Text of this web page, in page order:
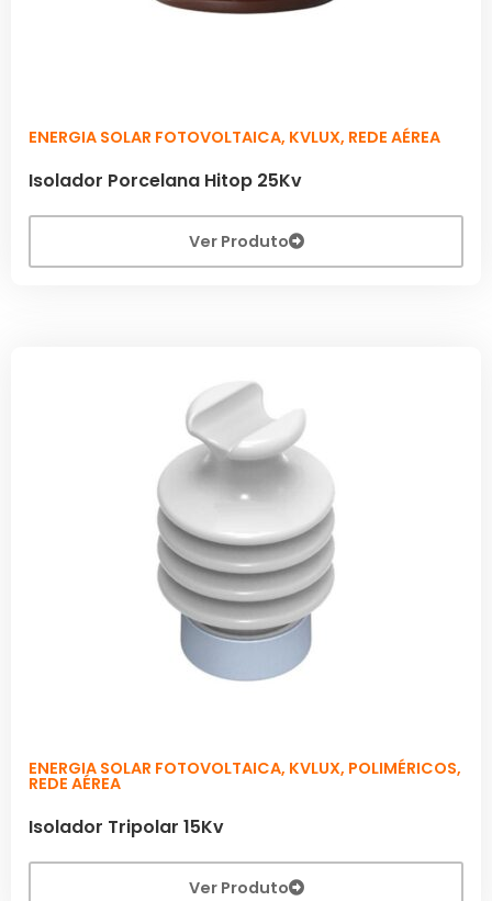
ENERGIA SOLAR FOTOVOLTAICA, KVLUX, REDE AÉREA
Isolador Porcelana Hitop 25Kv
Ver Produto
ENERGIA SOLAR FOTOVOLTAICA, KVLUX, POLIMÉRICOS,
REDE AÉREA
Isolador Tripolar 15Kv
Ver Produto